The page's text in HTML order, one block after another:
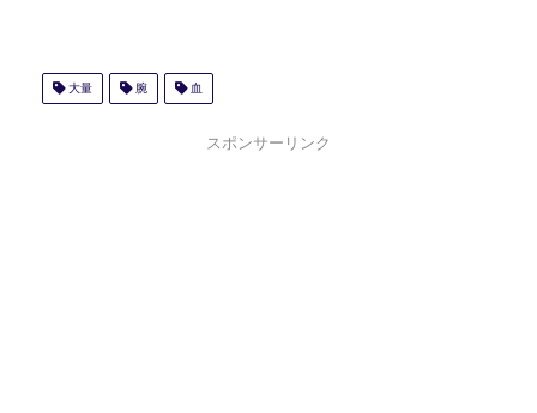
大量 腕 血
スポンサーリンク